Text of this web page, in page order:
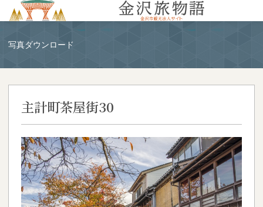
写真ダウンロード
主計町茶屋街30